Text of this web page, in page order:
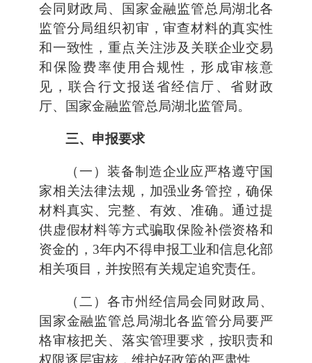
会同财政局、国家金融监管总局湖北各
监管分局组织初审，审查材料的真实性
和一致性，重点关注涉及关联企业交易
和保险费率使用合规性，形成审核意
见，联合行文报送省经信厅、省财政
厅、国家金融监管总局湖北监管局。
三、申报要求
（一）装备制造企业应严格遵守国
家相关法律法规，加强业务管控，确保
材料真实、完整、有效、准确。通过提
供虚假材料等方式骗取保险补偿资格和
资金的，3年内不得申报工业和信息化部
相关项目，并按照有关规定追究责任。
（二）各市州经信局会同财政局、
国家金融监管总局湖北各监管分局要严
格审核把关、落实管理要求，按职责和
权限逐层审核，维护好政策的严肃性。